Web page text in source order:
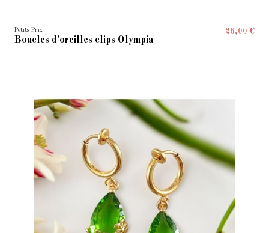
Petits Prix
Boucles d'oreilles clips Olympia
26,00 €